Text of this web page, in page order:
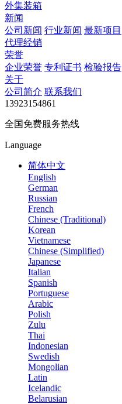
外集装箱
新闻
公司新闻 行业新闻 最新项目
代理经销
荣誉
企业荣誉 专利证书 检验报告
关于
公司简介 联系我们
13923154861
全国免费服务热线
Language
简体中文
English
German
Russian
French
Chinese (Traditional)
Korean
Vietnamese
Chinese (Simplified)
Japanese
Italian
Spanish
Portuguese
Arabic
Polish
Zulu
Thai
Indonesian
Swedish
Mongolian
Latin
Icelandic
Belarusian